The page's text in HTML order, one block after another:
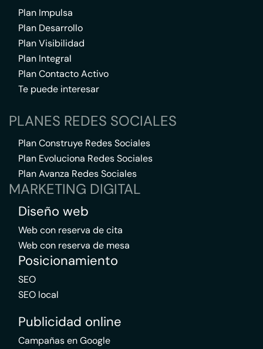
Plan Impulsa
Plan Desarrollo
Plan Visibilidad
Plan Integral
Plan Contacto Activo
Te puede interesar
PLANES REDES SOCIALES
Plan Construye Redes Sociales
Plan Evoluciona Redes Sociales
Plan Avanza Redes Sociales
MARKETING DIGITAL
Diseño web
Web con reserva de cita
Web con reserva de mesa
Posicionamiento
SEO
SEO local
Publicidad online
Campañas en Google